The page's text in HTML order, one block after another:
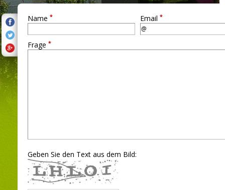
Name * Email *
Frage *
Geben Sie den Text aus dem Bild: